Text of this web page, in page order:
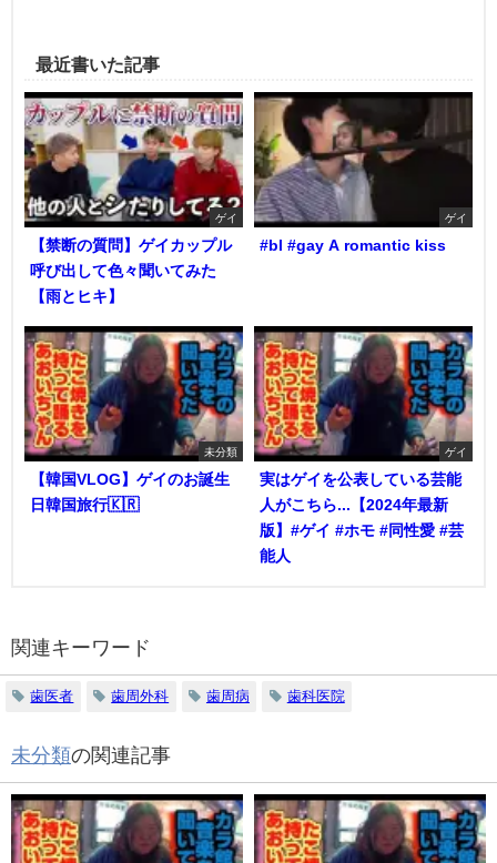
最近書いた記事
ゲイ
【禁断の質問】ゲイカップル
呼び出して色々聞いてみた
【雨とヒキ】
ゲイ
#bl #gay A romantic kiss
未分類
【韓国VLOG】ゲイのお誕生
日韓国旅行🇰🇷
ゲイ
実はゲイを公表している芸能
人がこちら...【2024年最新
版】#ゲイ #ホモ #同性愛 #芸
能人
関連キーワード
歯医者 歯周外科 歯周病 歯科医院
未分類の関連記事